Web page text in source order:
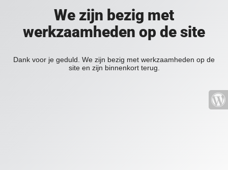
We zijn bezig met
werkzaamheden op de site
Dank voor je geduld. We zijn bezig met werkzaamheden op de
site en zijn binnenkort terug.